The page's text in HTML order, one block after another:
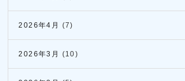
2026年4月 (7)
2026年3月 (10)